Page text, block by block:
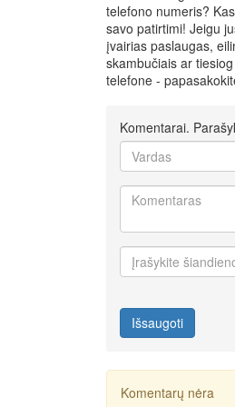
telefono numeris?
savo patirtimi! Jeigu
įvairias paslaugas,
skambučiais ar
telefone -
Komentarai.
Išsaugoti
Komentarų nėra